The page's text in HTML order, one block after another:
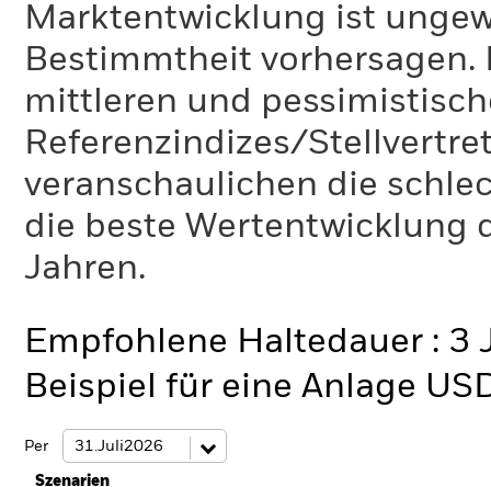
Marktentwicklung ist
Bestimmtheit
mittleren und
Referenzindizes/
veranschaulichen die
die beste Wertentwicklung
Jahren.
Empfohlene Haltedauer : 3
Beispiel für eine Anlage
Per
Szenarien